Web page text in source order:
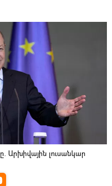
Արխիվային լուսանկար